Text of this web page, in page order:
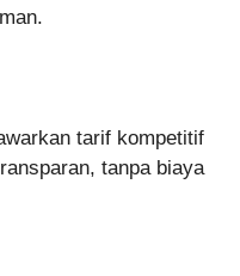
tarif kompetitif
tanpa biaya